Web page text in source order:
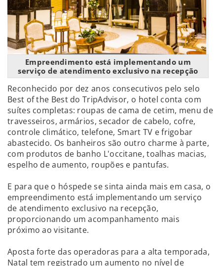
Empreendimento está implementando um
serviço de atendimento exclusivo na recepção
Reconhecido por dez anos consecutivos pelo selo
Best of the Best do TripAdvisor, o hotel conta com
suítes completas: roupas de cama de cetim, menu de
travesseiros, armários, secador de cabelo, cofre,
controle climático, telefone, Smart TV e frigobar
abastecido. Os banheiros são outro charme à parte,
com produtos de banho L'occitane, toalhas macias,
espelho de aumento, roupões e pantufas.
E para que o hóspede se sinta ainda mais em casa, o
empreendimento está implementando um serviço
de atendimento exclusivo na recepção,
proporcionando um acompanhamento mais
próximo ao visitante.
Aposta forte das operadoras para a alta temporada,
Natal tem registrado um aumento no nível de